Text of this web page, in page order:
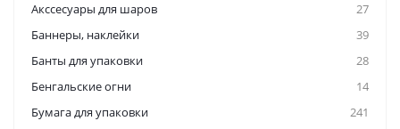
Акссесуары для шаров
27
Баннеры, наклейки
39
Банты для упаковки
28
Бенгальские огни
14
Бумага для упаковки
241